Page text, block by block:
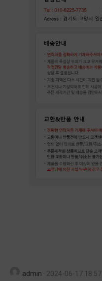
admin · 2024-06-17 18:57